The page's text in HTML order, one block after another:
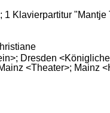
1 Klavierpartitur"Mantje
Dresden
<Theater>; Mainz